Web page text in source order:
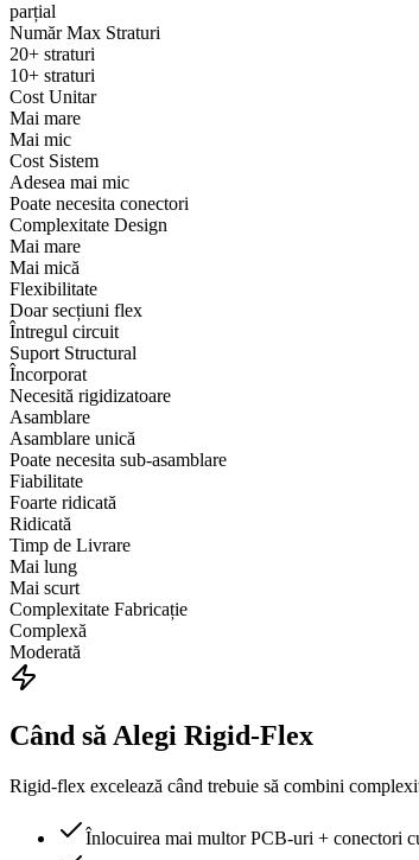
parțial
Număr Max Straturi
20+ straturi
10+ straturi
Cost Unitar
Mai mare
Mai mic
Cost Sistem
Adesea mai mic
Poate necesita conectori
Complexitate Design
Mai mare
Mai mică
Flexibilitate
Doar secțiuni flex
Întregul circuit
Suport Structural
Încorporat
Necesită rigidizatoare
Asamblare
Asamblare unică
Poate necesita sub-asamblare
Fiabilitate
Foarte ridicată
Ridicată
Timp de Livrare
Mai lung
Mai scurt
Complexitate Fabricație
Complexă
Moderată
Când să Alegi Rigid-Flex
Rigid-flex excelează când trebuie să combini
Înlocuirea mai multor PCB-uri + conectori